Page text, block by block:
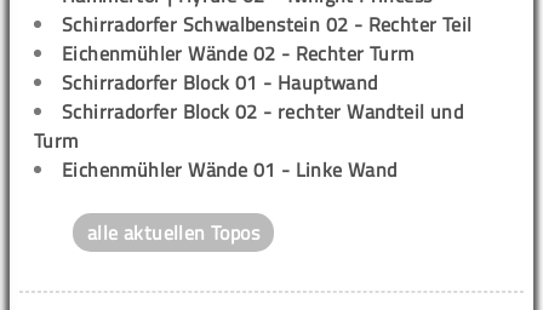
Schirradorfer Schwalbenstein 02 - Rechter Teil
Eichenmühler Wände 02 - Rechter Turm
Schirradorfer Block 01 - Hauptwand
Schirradorfer Block 02 - rechter Wandteil und
Turm
Eichenmühler Wände 01 - Linke Wand
alle aktuellen Topos